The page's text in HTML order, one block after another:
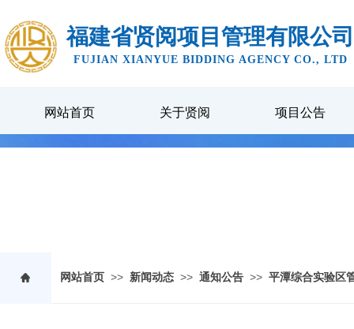
福建省贤阅项目管理有限公司
FUJIAN XIANYUE BIDDING AGENCY CO., LTD
网站首页 关于贤阅 项目公告
网站首页 >> 新闻动态 >> 通知公告 >> 平潭综合实验区